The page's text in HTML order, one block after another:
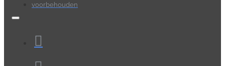
voorbehouden